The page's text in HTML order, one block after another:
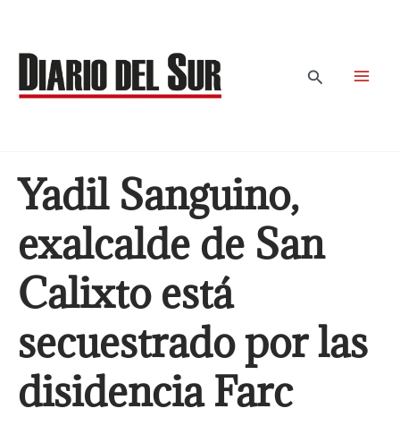
contenido
Buscar
Yadil Sanguino,
exalcalde de San
Calixto está
secuestrado por las
disidencia Farc